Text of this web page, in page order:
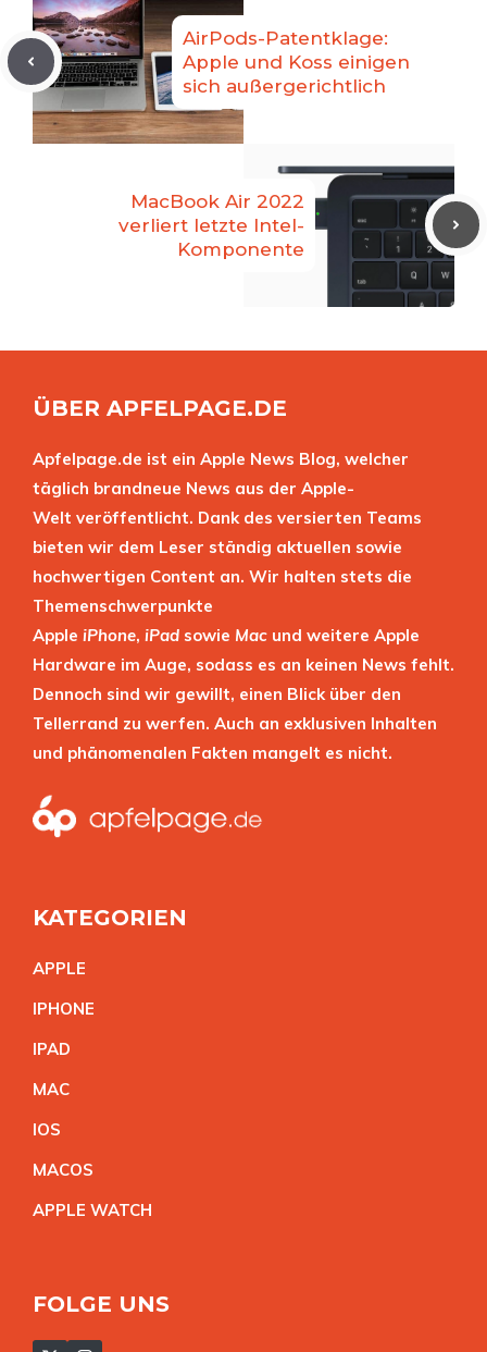
AirPods-Patentklage:
Apple und Koss einigen
sich außergerichtlich
MacBook Air 2022
verliert letzte Intel-
Komponente
ÜBER APFELPAGE.DE
Apfelpage.de ist ein Apple News Blog, welcher
täglich brandneue News aus der Apple-
Welt veröffentlicht. Dank des versierten Teams
bieten wir dem Leser ständig aktuellen sowie
hochwertigen Content an. Wir halten stets die
Themenschwerpunkte
Apple iPhone, iPad sowie Mac und weitere Apple
Hardware im Auge, sodass es an keinen News fehlt.
Dennoch sind wir gewillt, einen Blick über den
Tellerrand zu werfen. Auch an exklusiven Inhalten
und phänomenalen Fakten mangelt es nicht.
KATEGORIEN
APPLE
IPHONE
IPAD
MAC
IOS
MACOS
APPLE WATCH
FOLGE UNS